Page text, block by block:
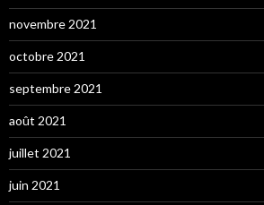
novembre 2021
octobre 2021
septembre 2021
août 2021
juillet 2021
juin 2021